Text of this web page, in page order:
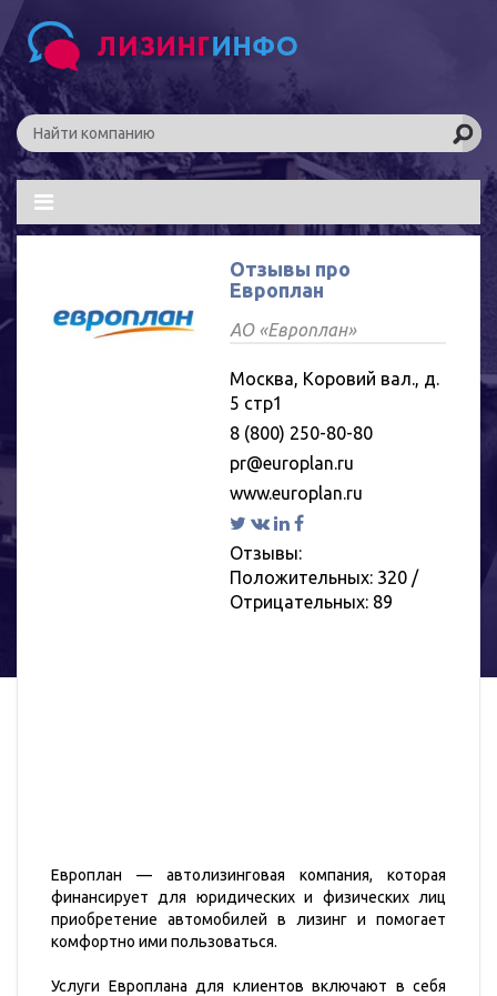
Отзывы про
Европлан
АО «Европлан»
Москва, Коровий вал., д.
5 стр1
8 (800) 250-80-80
pr@europlan.ru
www.europlan.ru
Отзывы:
Положительных: 320/
Отрицательных: 89
Европлан — автолизинговая компания, которая
финансирует для юридических и физических лиц
приобретение автомобилей в лизинг и помогает
комфортно ими пользоваться.
Услуги Европлана для клиентов включают в себя